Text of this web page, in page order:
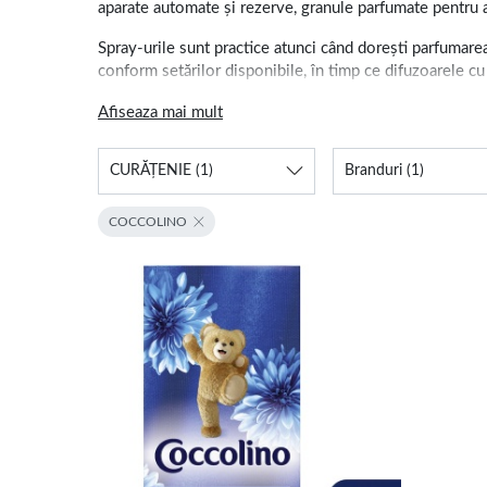
aparate automate și rezerve, granule parfumate
Spray-urile sunt practice atunci când dorești
conform setărilor disponibile, în timp ce difuzoarele
Pentru parfumarea dulapurilor, sertarelor sau spațiilor
Cum alegi odorizantul
compatibile.
Gama cuprinde arome florale, fructate, proaspete,
produse de la branduri precum Air Wick, Glade,
Înainte de alegere, verifică tipul produsului,
păstrate departe de surse de căldură, copii și animale
Afiseaza mai mult
CURĂȚENIE (1) Branduri (1)
COCCOLINO